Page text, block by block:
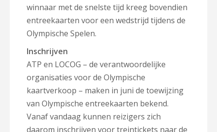
winnaar met de snelste tijd kreeg bovendien
entreekaarten voor een wedstrijd tijdens de
Olympische Spelen.
Inschrijven
ATP en LOCOG – de verantwoordelijke
organisaties voor de Olympische
kaartverkoop – maken in juni de toewijzing
van Olympische entreekaarten bekend.
Vanaf vandaag kunnen reizigers zich
daarom inschrijven voor treintickets naar de